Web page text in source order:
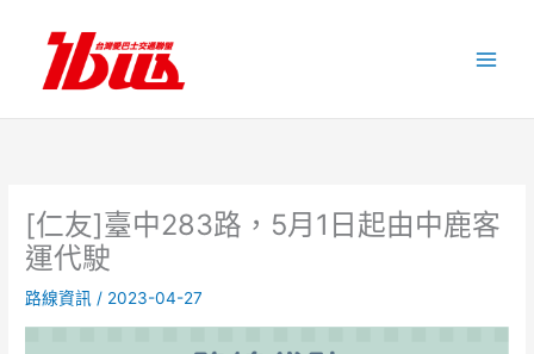
內
[仁友]臺中283路，5月1日起由中鹿客
運代駛
路線資訊 / 2023-04-27